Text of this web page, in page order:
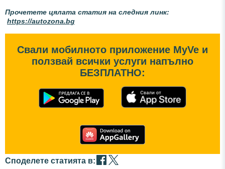
Прочетете цялата статия на следния линк:
https://autozona.bg
Свали мобилното приложение MyVe и
ползвай всички услуги напълно
БЕЗПЛАТНО:
Споделете статията в: